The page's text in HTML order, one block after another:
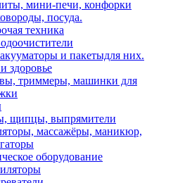
мини-печи, конфорки
посуда.
техника
и пакетыдля них.
здоровье
триммеры, машинки для
щипцы, выпрямители
массажёры, маникюр,
оборудование